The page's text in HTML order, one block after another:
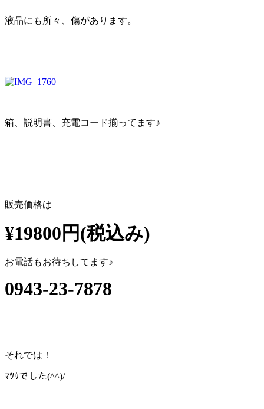
液晶にも所々、傷があります。
箱、説明書、充電コード揃ってます♪
販売価格は
¥19800円(税込み)
お電話もお待ちしてます♪
0943-23-7878
それでは！
ﾏﾂｳでした(^^)/